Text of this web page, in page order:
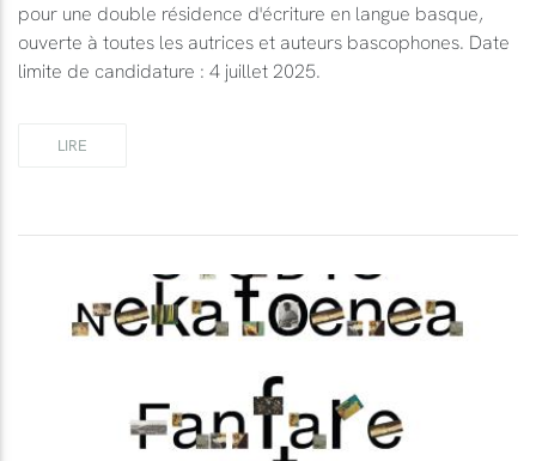
pour une double résidence d'écriture en langue basque,
ouverte à toutes les autrices et auteurs bascophones. Date
limite de candidature : 4 juillet 2025.
LIRE